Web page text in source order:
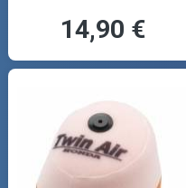
14,90 €